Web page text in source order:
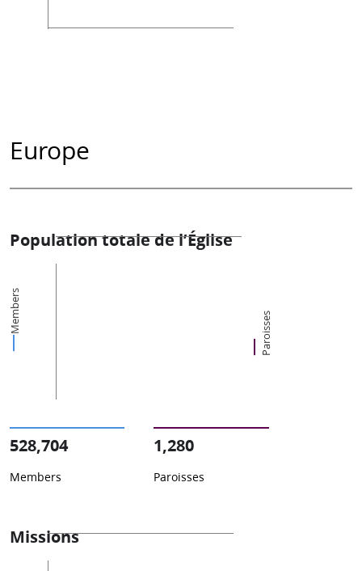
Europe
Population totale de l’Église
Members Paroisses
528,704
Members
1,280
Paroisses
Missions